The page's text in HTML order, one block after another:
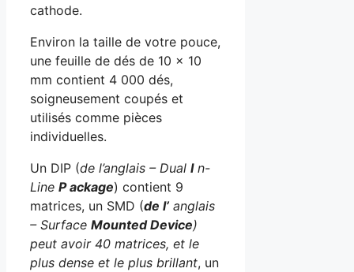
cathode.
Environ la taille de votre pouce,
une feuille de dés de 10 x 10
mm contient 4 000 dés,
soigneusement coupés et
utilisés comme pièces
individuelles.
Un DIP (de l’anglais – Dual In-
Line Package) contient 9
matrices, un SMD (de l’ anglais
– Surface Mounted Device)
peut avoir 40 matrices, et le
plus dense et le plus brillant, un